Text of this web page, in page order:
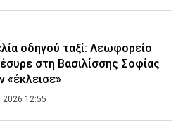
οδηγού ταξί: Λεωφορείο
στη Βασιλίσσης Σοφίας
«έκλεισε»
2026 12:55